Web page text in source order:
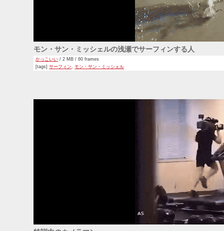
モン・サン・ミッシェルの浅瀬でサーフィンする人
かっこいい / 2 MB / 60 frames
[tags]サーフィン ,モン・サン・ミッシェル